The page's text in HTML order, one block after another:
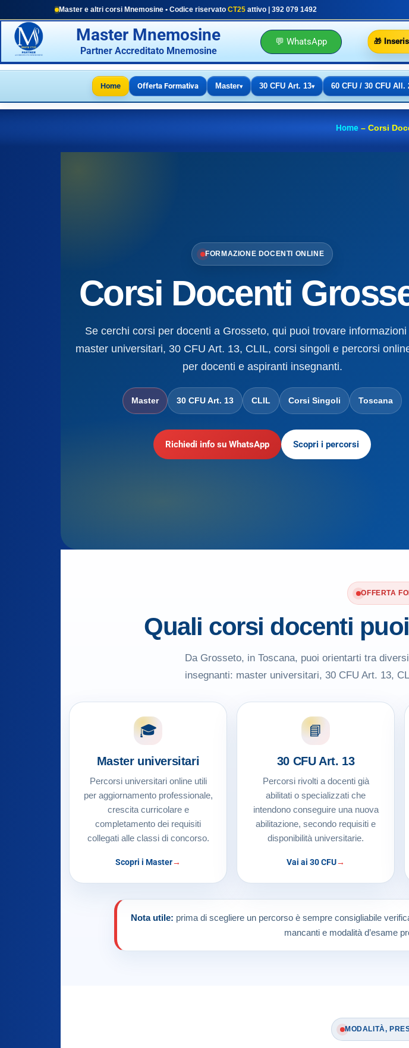
Master e altri corsi Mnemosine • Codice riservato CT25 attivo | 392 079 1492
Master Mnemosine
Partner Accreditato Mnemosine
💬 WhatsApp 🎁
Home Offerta Formativa Master▾ 30 CFU Art. 13▾ 60 CFU / 30 CFU All.
Home – Corsi
FORMAZIONE DOCENTI ONLINE
Corsi Docenti
Se cerchi corsi per docenti a Grosseto, qui puoi trovare informazioni
master universitari, 30 CFU Art. 13, CLIL, corsi singoli e percorsi
per docenti e aspiranti insegnanti.
Master 30 CFU Art. 13 CLIL Corsi Singoli Toscana
Richiedi info su WhatsApp Scopri i percorsi
OFFERTA
Quali corsi docenti
Da Grosseto, in Toscana, puoi orientarti tra
insegnanti: master universitari, 30 CFU Art. 13,
🎓
Master universitari
Percorsi universitari online utili
per aggiornamento professionale,
crescita curricolare e
completamento dei requisiti
collegati alle classi di concorso.
Scopri i Master
📘
30 CFU Art. 13
Percorsi rivolti a docenti già
abilitati o specializzati che
intendono conseguire una nuova
abilitazione, secondo requisiti e
disponibilità universitarie.
Vai ai 30 CFU
Nota utile: prima di scegliere un percorso è sempre consigliabile
mancanti e modalità d’esame
MODALITÀ,